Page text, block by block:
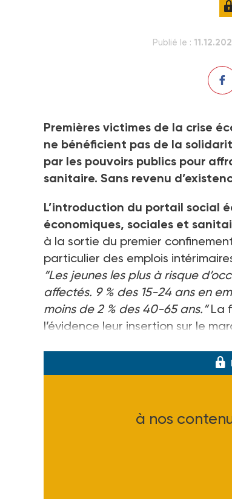
Publié le :
Premières victimes de la crise
ne bénéficient pas de la
par les pouvoirs publics pour
sanitaire. Sans revenu
L’introduction du portail social
économiques, sociales et
à la sortie du premier
particulier des emplois
“Les jeunes les plus à risque
affectés. 9 % des 15-24 ans en
moins de 2 % des 40-65 ans.”La
l’évidence leur insertion sur le
à nos